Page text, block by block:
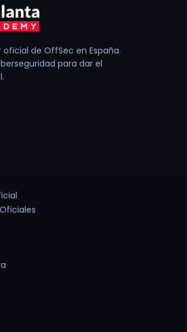
oficial de OffSec en España.
para dar el